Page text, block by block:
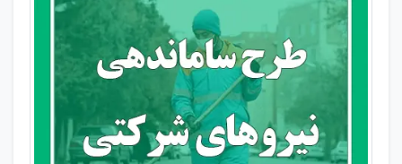
عصر
پیمانکاران
در
شهرداری
کرمانشاه